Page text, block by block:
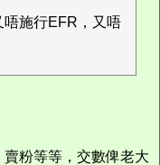
唔施行EFR，又唔
粉等等，交數俾老大